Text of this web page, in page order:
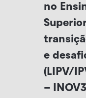
no
e
(LIPV/
–